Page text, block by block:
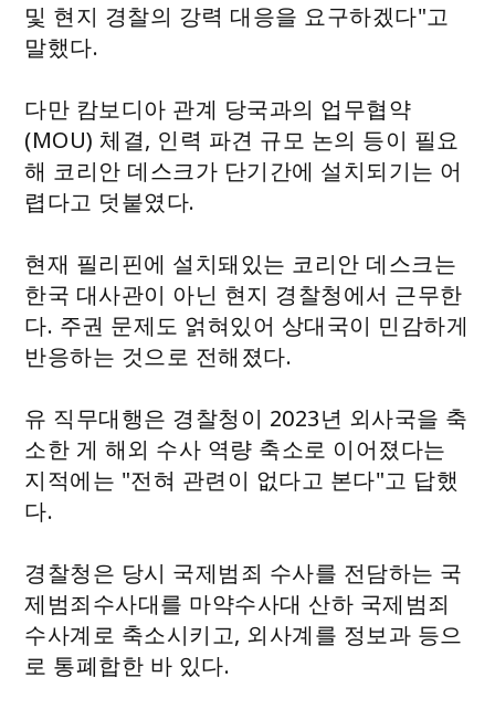
및 현지 경찰의 강력 대응을 요구하겠다"고
말했다.
다만 캄보디아 관계 당국과의 업무협약
(MOU) 체결, 인력 파견 규모 논의 등이 필요
해 코리안 데스크가 단기간에 설치되기는 어
렵다고 덧붙였다.
현재 필리핀에 설치돼있는 코리안 데스크는
한국 대사관이 아닌 현지 경찰청에서 근무한
다. 주권 문제도 얽혀있어 상대국이 민감하게
반응하는 것으로 전해졌다.
유 직무대행은 경찰청이 2023년 외사국을 축
소한 게 해외 수사 역량 축소로 이어졌다는
지적에는 "전혀 관련이 없다고 본다"고 답했
다.
경찰청은 당시 국제범죄 수사를 전담하는 국
제범죄수사대를 마약수사대 산하 국제범죄
수사계로 축소시키고, 외사계를 정보과 등으
로 통폐합한 바 있다.